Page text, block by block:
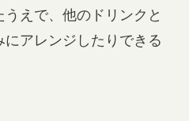
えで、他のドリンクと
アレンジしたりできる